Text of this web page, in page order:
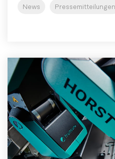
News Pressemitteilungen